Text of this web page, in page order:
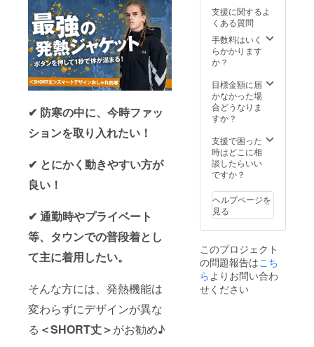
✔ 防寒の中に、今時ファッ
ションを取り入れたい！
✔ とにかく動きやすい方が
良い！
✔ 通勤時やプライベート
等、タウンでの普段着とし
て主に着用したい。
そんな方には、発熱機能は
変わらずにデザインが異な
る ＜SHORT丈＞がお勧め♪
仕様、
デザイ
ンに関
しまし
になる
可能性
もござ
了承く
ださ
い。
支援に関するよ
くある質問
手数料はいく
らかかります
か？
目標金額に届
かなかった場
合どうなりま
すか？
支援で困った
時はどこに相
談したらいい
ですか？
ヘルプページを
見る
このプロジェクト
の問題報告はこち
らよりお問い合わ
せください